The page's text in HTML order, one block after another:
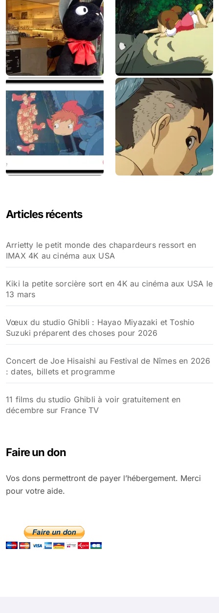
Articles récents
Arrietty le petit monde des chapardeurs ressort en
IMAX 4K au cinéma aux USA
Kiki la petite sorcière sort en 4K au cinéma aux USA le
13 mars
Vœux du studio Ghibli : Hayao Miyazaki et Toshio
Suzuki préparent des choses pour 2026
Concert de Joe Hisaishi au Festival de Nîmes en 2026
: dates, billets et programme
11 films du studio Ghibli à voir gratuitement en
décembre sur France TV
Faire un don
Vos dons permettront de payer l’hébergement. Merci
pour votre aide.